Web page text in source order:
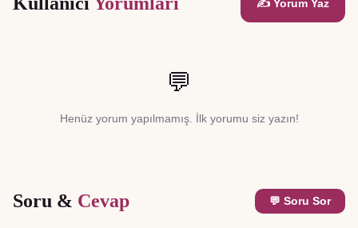
✍️ Yorum Yaz
💬
Henüz yorum yapılmamış. İlk yorumu siz yazın!
Soru & Cevap 💬 Soru Sor